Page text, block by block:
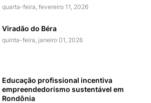
quarta-feira, fevereiro 11, 2026
Viradão do Béra
quinta-feira, janeiro 01, 2026
Educação profissional incentiva
empreendedorismo sustentável em
Rondônia